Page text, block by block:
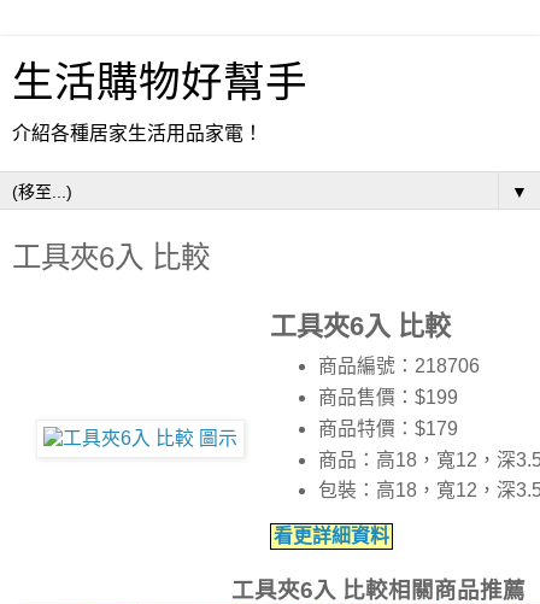
生活購物好幫手
介紹各種居家生活用品家電！
▼
工具夾6入 比較
工具夾6入 比較
商品編號：218706
商品售價：$199
商品特價： $179
商品：高18，寬12，深
包裝：高18，寬12，深
看更詳細資料
工具夾6入 比較相關商品推薦